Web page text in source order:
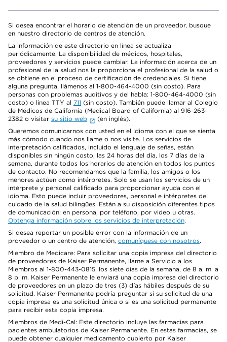
Si desea encontrar el horario de atención de un proveedor, busque
en nuestro directorio de centros de atención.
La información de este directorio en línea se actualiza
periódicamente. La disponibilidad de médicos, hospitales,
proveedores y servicios puede cambiar. La información acerca de un
profesional de la salud nos la proporciona el profesional de la salud o
se obtiene en el proceso de certificación de credenciales. Si tiene
alguna pregunta, llámenos al 1-800-464-4000 (sin costo). Para
personas con problemas auditivos y del habla: 1-800-464-4000 (sin
costo) o línea TTY al 711 (sin costo). También puede llamar al Colegio
de Médicos de California (Medical Board of California) al 916-263-
2382 o visitar su sitio web
(en inglés).
Queremos comunicarnos con usted en el idioma con el que se sienta
más cómodo cuando nos llame o nos visite. Los servicios de
interpretación calificados, incluido el lenguaje de señas, están
disponibles sin ningún costo, las 24 horas del día, los 7 días de la
semana, durante todos los horarios de atención en todos los puntos
de contacto. No recomendamos que la familia, los amigos o los
menores actúen como intérpretes. Solo se usan los servicios de un
intérprete y personal calificado para proporcionar ayuda con el
idioma. Esto puede incluir proveedores, personal e intérpretes del
cuidado de la salud bilingües. Están a su disposición diferentes tipos
de comunicación: en persona, por teléfono, por video u otras.
Obtenga información sobre los servicios de interpretación.
Si desea reportar un posible error con la información de un
proveedor o un centro de atención, comuníquese con nosotros.
Miembro de Medicare: Para solicitar una copia impresa del directorio
de proveedores de Kaiser Permanente, llame a Servicio a los
Miembros al 1-800-443-0815, los siete días de la semana, de 8 a. m. a
8 p. m. Kaiser Permanente le enviará una copia impresa del directorio
de proveedores en un plazo de tres (3) días hábiles después de su
solicitud. Kaiser Permanente podría preguntar si su solicitud de una
copia impresa es una solicitud única o si es una solicitud permanente
para recibir esta copia impresa.
Miembros de Medi-Cal: Este directorio incluye las farmacias para
pacientes ambulatorios de Kaiser Permanente. En estas farmacias, se
puede obtener cualquier medicamento cubierto por Kaiser